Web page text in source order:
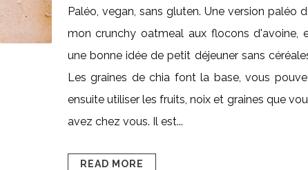
Paléo, vegan, sans gluten. Une version paléo
mon crunchy oatmeal aux flocons d'avoine,
une bonne idée de petit déjeuner sans
Les graines de chia font la base, vous
ensuite utiliser les fruits, noix et graines que
avez chez vous. Il est...
READ MORE